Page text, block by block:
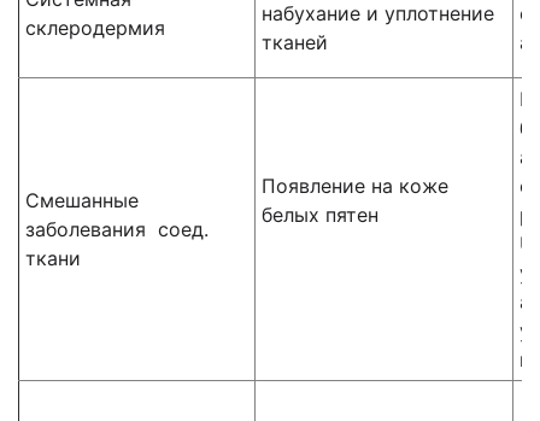
склеродермия
набухание и уплотнение
тканей
Смешанные
заболевания соед.
ткани
Появление на коже
белых пятен